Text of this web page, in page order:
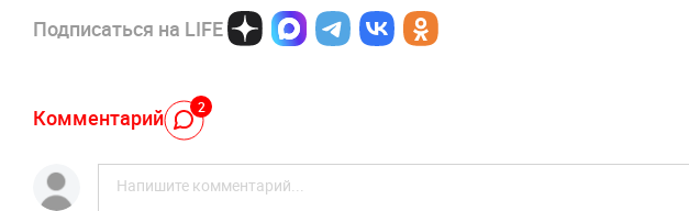
Подписаться на LIFE
Комментарий 2